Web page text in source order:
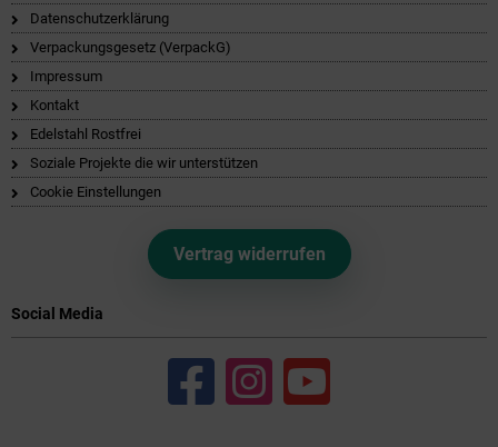
Datenschutzerklärung
Verpackungsgesetz (VerpackG)
Impressum
Kontakt
Edelstahl Rostfrei
Soziale Projekte die wir unterstützen
Cookie Einstellungen
Vertrag widerrufen
Social Media